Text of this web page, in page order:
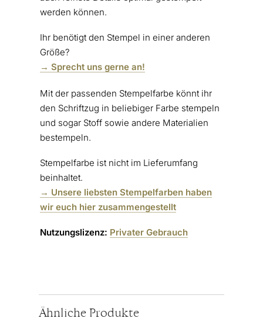
werden können.
Ihr benötigt den Stempel in einer anderen
Größe?
→ Sprecht uns gerne an!
Mit der passenden Stempelfarbe könnt ihr
den Schriftzug in beliebiger Farbe stempeln
und sogar Stoff sowie andere Materialien
bestempeln.
Stempelfarbe ist nicht im Lieferumfang
beinhaltet.
→ Unsere liebsten Stempelfarben haben
wir euch hier zusammengestellt
Nutzungslizenz: Privater Gebrauch
Ähnliche Produkte